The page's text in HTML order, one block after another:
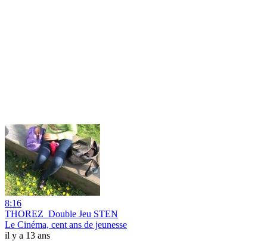
8:16
THOREZ_Double Jeu STEN
Le Cinéma, cent ans de jeunesse
il y a 13 ans